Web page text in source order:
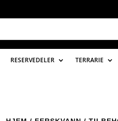
RESERVEDELER TERRARIE